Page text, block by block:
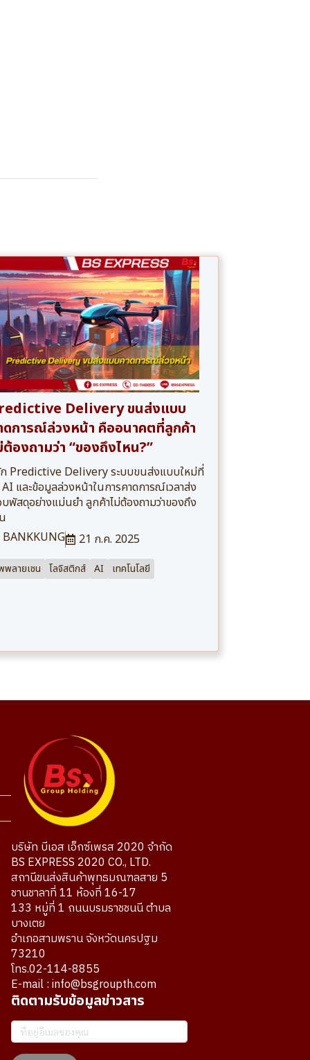
Delivery ขนส่งแบบ
ดการณ์ล่วงหน้า คืออนาคตที่ลูกค้า
ต้องถามว่า “ของถึงไหน?”
Predictive Delivery ระบบขนส่งแบบใหม่ที่
AI และข้อมูลล่วงหน้าในการคาดการณ์เวลาส่ง
พัสดุอย่างแม่นยำ ลูกค้าไม่ต้องถามว่าของถึง
BANKKUNG
21 ก.ค. 2025
พลายเชน โลจิสติกส์ AI เทคโนโลยี
บริษัท บีเอส เอ็กซ์เพรส 2020 จำกัด
BS EXPRESS 2020 CO., LTD.
สถานีขนส่งสินค้าพุทธมณฑลสาย 5
ชานชาลาที่ 11 ห้องที่ 16-17
133 หมู่ที่ 1 ถนนบรมราชชนนี ตำบล
บางเตย
อำเภอสามพราน จังหวัดนครปฐม
73210
โทร.02-114-8855
E-mail : info@bsgroupth.com
ติดตามรับข้อมูลข่าวสาร